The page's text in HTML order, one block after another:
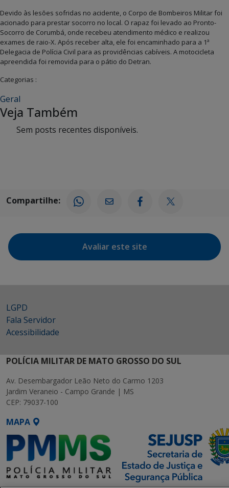
Devido às lesões sofridas no acidente, o Corpo de Bombeiros Militar foi
acionado para prestar socorro no local. O rapaz foi levado ao Pronto-
Socorro de Corumbá, onde recebeu atendimento médico e realizou
exames de raio-X. Após receber alta, ele foi encaminhado para a 1ª
Delegacia de Polícia Civil para as providências cabíveis. A motocicleta
apreendida foi removida para o pátio do Detran.
Categorias :
Geral
Veja Também
Sem posts recentes disponíveis.
Compartilhe:
Avaliar este site
LGPD
Fala Servidor
Acessibilidade
POLÍCIA MILITAR DE MATO GROSSO DO SUL
Av. Desembargador Leão Neto do Carmo 1203
Jardim Veraneio - Campo Grande | MS
CEP: 79037-100
MAPA